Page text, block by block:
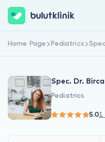
Sign Up Now
Home Page Pediatrics
Spec. Dr.
Pediatrics
5.01